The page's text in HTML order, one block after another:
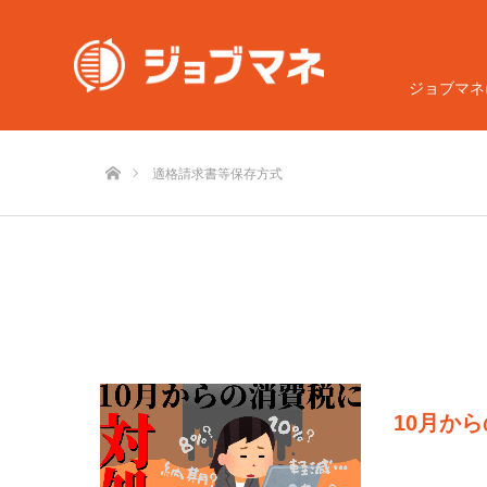
ジョブマ
適格請求書等保存方式
10月か